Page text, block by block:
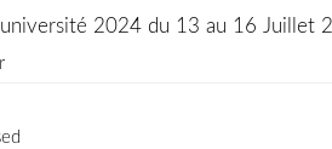
2024 du 13 au 16 Juillet